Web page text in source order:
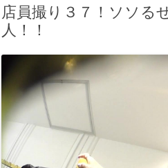
店員撮り３７！ソソる
人！！